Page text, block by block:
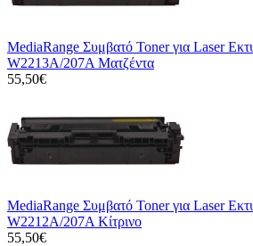
MediaRange Συμβατό Toner για Laser
W2213A/207A Ματζέντα
55,50€
MediaRange Συμβατό Toner για Laser
W2212A/207A Κίτρινο
55,50€